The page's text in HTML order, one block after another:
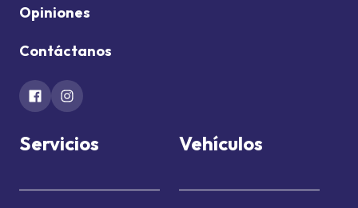
Opiniones
Contáctanos
Servicios Vehículos